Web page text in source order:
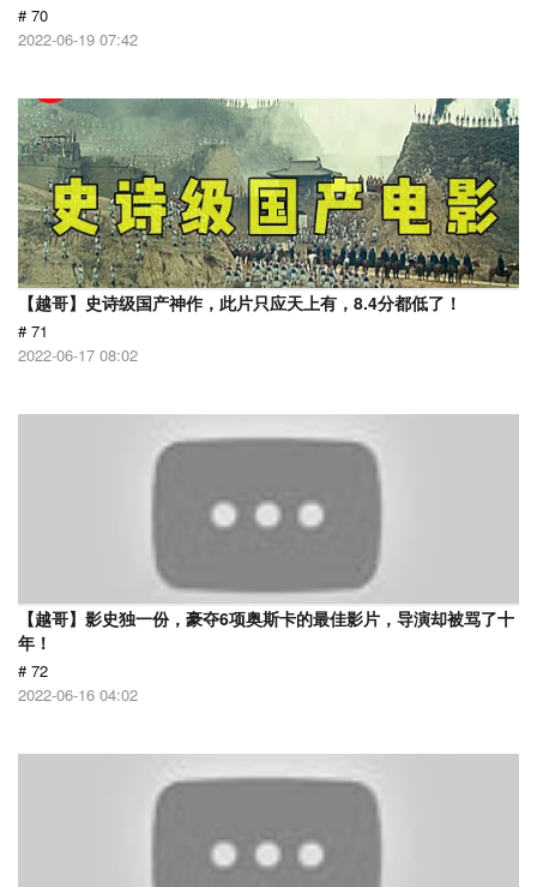
# 70
2022-06-19 07:42
【越哥】史诗级国产神作，此片只应天上有，8.4分都低了！
# 71
2022-06-17 08:02
【越哥】影史独一份，豪夺6项奥斯卡的最佳影片，导演却被骂了十
年！
# 72
2022-06-16 04:02